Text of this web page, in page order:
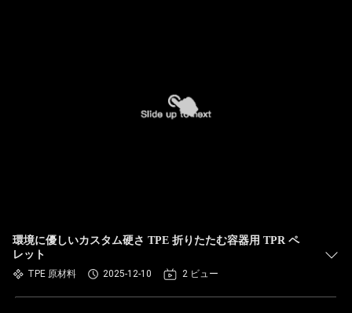
環境に優しいカスタム硬さ TPE 折りたたむ容器用 TPR ペ
レット
TPE 原材料 2025-12-10 2 ビュー